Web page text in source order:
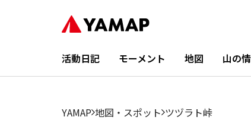
活動日記 モーメント 地図 山の
YAMAP 地図・スポット ツヅラト峠